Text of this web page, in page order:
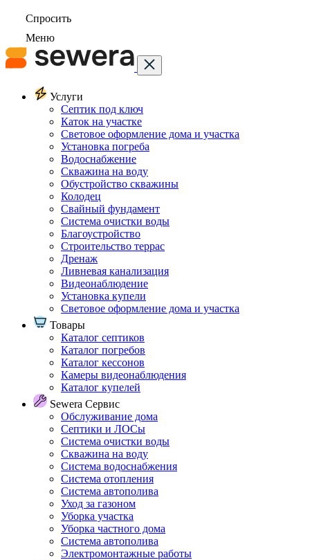
Спросить
Меню
Услуги
Септик под ключ
Каток на участке
Световое оформление дома и участка
Установка погреба
Водоснабжение
Скважина на воду
Обустройство скважины
Колодец
Свайный фундамент
Система очистки воды
Благоустройство
Строительство террас
Дренаж
Ливневая канализация
Видеонаблюдение
Установка купели
Световое оформление дома и участка
Товары
Каталог септиков
Каталог погребов
Каталог кессонов
Камеры видеонаблюдения
Каталог купелей
Sewera Сервис
Обслуживание дома
Септики и ЛОСы
Система очистки воды
Скважина на воду
Система водоснабжения
Система отопления
Система автополива
Уход за газоном
Уборка участка
Уборка частного дома
Система автополива
Электромонтажные работы